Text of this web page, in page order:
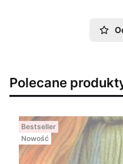
Polecane
Bestseller
Nowość